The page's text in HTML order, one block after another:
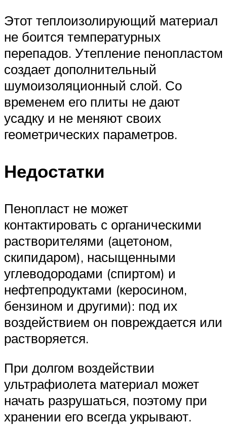
Этот теплоизолирующий материал
не боится температурных
перепадов. Утепление пенопластом
создает дополнительный
шумоизоляционный слой. Со
временем его плиты не дают
усадку и не меняют своих
геометрических параметров.
Недостатки
Пенопласт не может
контактировать с органическими
растворителями (ацетоном,
скипидаром), насыщенными
углеводородами (спиртом) и
нефтепродуктами (керосином,
бензином и другими): под их
воздействием он повреждается или
растворяется.
При долгом воздействии
ультрафиолета материал может
начать разрушаться, поэтому при
хранении его всегда укрывают.